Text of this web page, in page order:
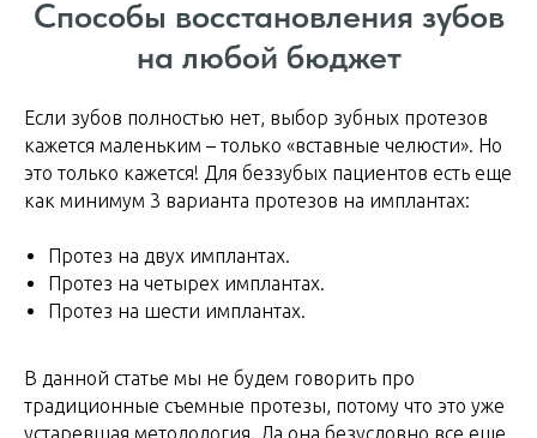
Способы восстановления зубов
на любой бюджет
Если зубов полностью нет, выбор зубных протезов
кажется маленьким – только «вставные челюсти». Но
это только кажется! Для беззубых пациентов есть еще
как минимум 3 варианта протезов на имплантах:
Протез на двух имплантах.
Протез на четырех имплантах.
Протез на шести имплантах.
В данной статье мы не будем говорить про
традиционные съемные протезы, потому что это уже
устаревшая методология. Да она безусловно все еще